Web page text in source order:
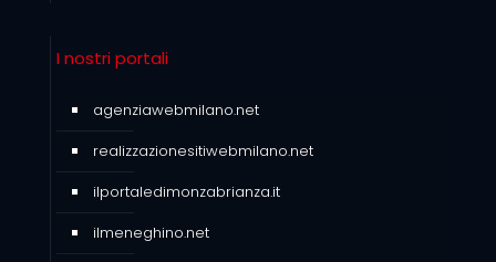
I nostri portali
agenziawebmilano.net
realizzazionesitiwebmilano.net
ilportaledimonzabrianza.it
ilmeneghino.net